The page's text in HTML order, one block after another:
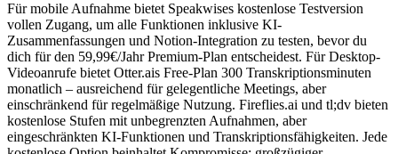
Für mobile Aufnahme bietet Speakwises kostenlose Testversion
vollen Zugang, um alle Funktionen inklusive KI-
Zusammenfassungen und Notion-Integration zu testen, bevor du
dich für den 59,99€/Jahr Premium-Plan entscheidest. Für Desktop-
Videoanrufe bietet Otter.ais Free-Plan 300 Transkriptionsminuten
monatlich – ausreichend für gelegentliche Meetings, aber
einschränkend für regelmäßige Nutzung. Fireflies.ai und tl;dv bieten
kostenlose Stufen mit unbegrenzten Aufnahmen, aber
eingeschränkten KI-Funktionen und Transkriptionsfähigkeiten. Jede